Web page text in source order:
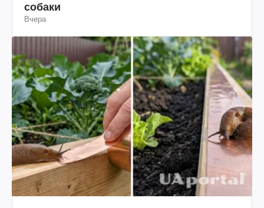
собаки
Вчера